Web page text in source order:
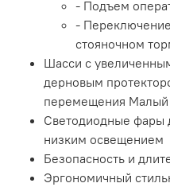
- Подъем
-
стояночном
Шасси с
дерновым
перемещения Малый
Светодиодные фары
низким освещением
Безопасность и
Эргономичный